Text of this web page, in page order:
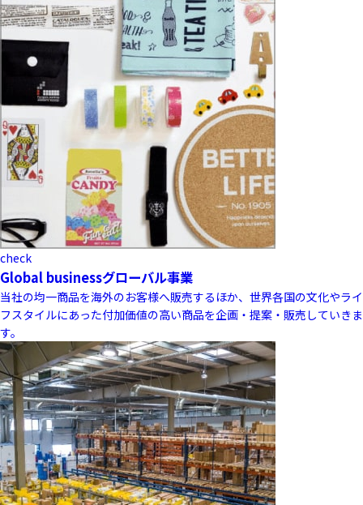
check
Global businessグローバル事業
当社の均一商品を海外のお客様へ販売するほか、世界各国の文化やライ
フスタイルにあった付加価値の高い商品を企画・提案・販売していきま
す。